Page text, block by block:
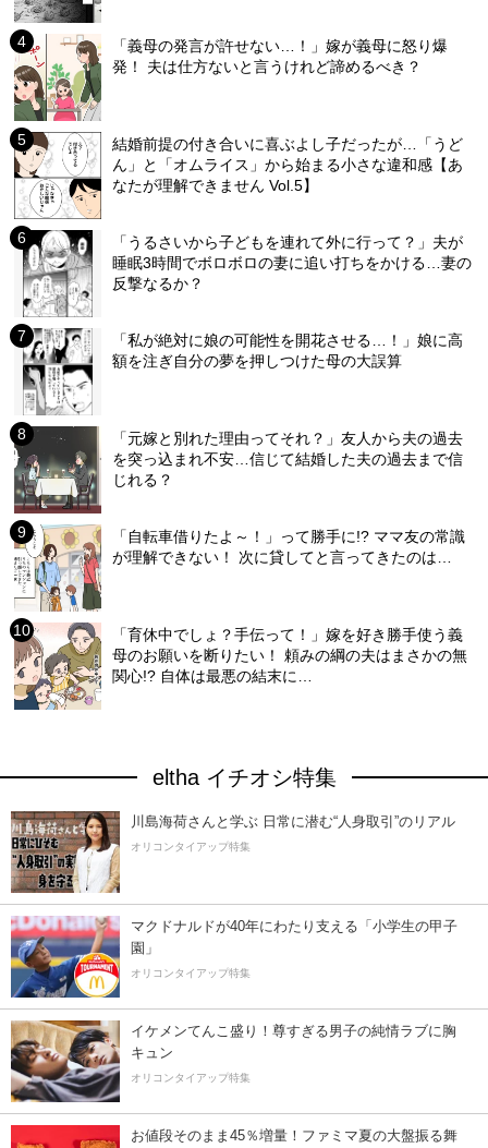
「義母の発言が許せない…！」嫁が義母に怒り爆
発！ 夫は仕方ないと言うけれど諦めるべき？
結婚前提の付き合いに喜ぶよし子だったが…「うど
ん」と「オムライス」から始まる小さな違和感【あ
なたが理解できません Vol.5】
「うるさいから子どもを連れて外に行って？」夫が
睡眠3時間でボロボロの妻に追い打ちをかける…妻の
反撃なるか？
「私が絶対に娘の可能性を開花させる…！」娘に高
額を注ぎ自分の夢を押しつけた母の大誤算
「元嫁と別れた理由ってそれ？」友人から夫の過去
を突っ込まれ不安…信じて結婚した夫の過去まで信
じれる？
「自転車借りたよ～！」って勝手に!? ママ友の常識
が理解できない！ 次に貸してと言ってきたのは…
「育休中でしょ？手伝って！」嫁を好き勝手使う義
母のお願いを断りたい！ 頼みの綱の夫はまさかの無
関心!? 自体は最悪の結末に…
eltha イチオシ特集
川島海荷さんと学ぶ 日常に潜む“人身取引”のリアル
オリコンタイアップ特集
マクドナルドが40年にわたり支える「小学生の甲子
園」
オリコンタイアップ特集
イケメンてんこ盛り！尊すぎる男子の純情ラブに胸
キュン
オリコンタイアップ特集
お値段そのまま45％増量！ファミマ夏の大盤振る舞